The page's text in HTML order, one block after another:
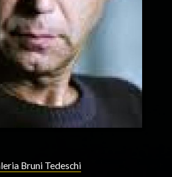
Bruni Tedeschi